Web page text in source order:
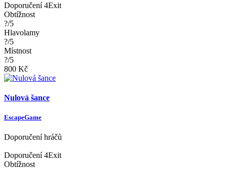
Doporučení 4Exit
Obtížnost
?/5
Hlavolamy
?/5
Místnost
?/5
800 Kč
Nulová šance
EscapeGame
Doporučení hráčů
Doporučení 4Exit
Obtížnost